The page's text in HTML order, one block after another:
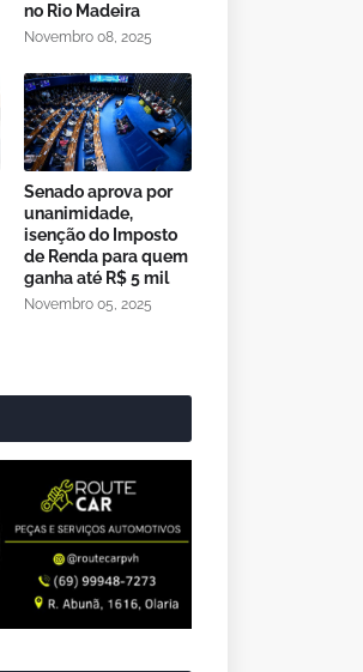
no Rio Madeira
Novembro 08, 2025
Senado aprova por
unanimidade,
isenção do Imposto
de Renda para quem
ganha até R$ 5 mil
Novembro 05, 2025